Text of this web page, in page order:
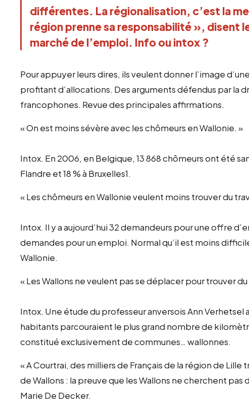
différentes. La régionalisation, c’est la
région prenne sa responsabilité », disent
marché de l’emploi. Info ou intox ?
Pour appuyer leurs dires, ils veulent donner l’image
profitant d’allocations. Des arguments défendus par la
francophones. Revue des principales affirmations.
« On est moins sévère avec les chômeurs en Wallonie. »
Intox. En 2006, en Belgique, 13 868 chômeurs ont été
Flandre et 18 % à Bruxelles1.
« Les chômeurs en Wallonie veulent moins trouver du
Intox. Il y a aujourd’hui 32 demandeurs pour une offre
demandes pour un emploi. Normal qu’il est moins
Wallonie.
« Les Wallons ne veulent pas se déplacer pour trouver du
Intox. Une étude du professeur anversois Ann
habitants parcouraient le plus grand nombre de
constitué exclusivement de communes… wallonnes.
« A Courtrai, des milliers de Français de la région de
de Wallons : la preuve que les Wallons ne cherchent pas
Marie De Decker.